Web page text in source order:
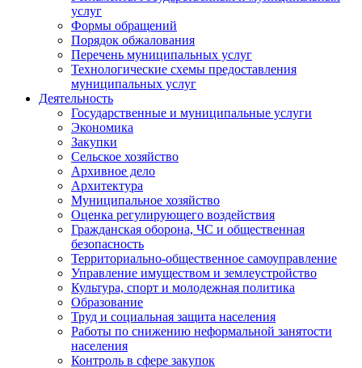
услуг
Формы обращений
Порядок обжалования
Перечень муниципальных услуг
Технологические схемы предоставления
муниципальных услуг
Деятельность
Государственные и муниципальные услуги
Экономика
Закупки
Сельское хозяйство
Архивное дело
Архитектура
Муниципальное хозяйство
Оценка регулирующего воздействия
Гражданская оборона, ЧС и общественная
безопасность
Территориально-общественное самоуправление
Управление имуществом и землеустройство
Культура, спорт и молодежная политика
Образование
Труд и социальная защита населения
Работы по снижению неформальной занятости
населения
Контроль в сфере закупок